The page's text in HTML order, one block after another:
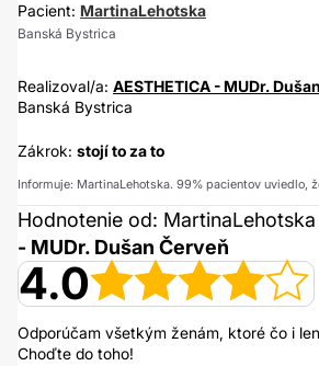
Pacient: MartinaLehotska
Banská Bystrica
Realizoval/a: AESTHETICA - MUDr.
Banská Bystrica
Zákrok: stojí to za to
Informuje: MartinaLehotska. 99% pacientov uviedlo,
Hodnotenie od: MartinaLehotska
- MUDr. Dušan Červeň
4.0
Odporúčam všetkým ženám, ktoré čo i
Choďte do toho!